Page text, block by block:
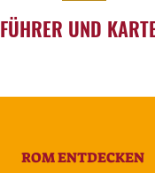
FÜHRER UND
ROM ENTDECKEN